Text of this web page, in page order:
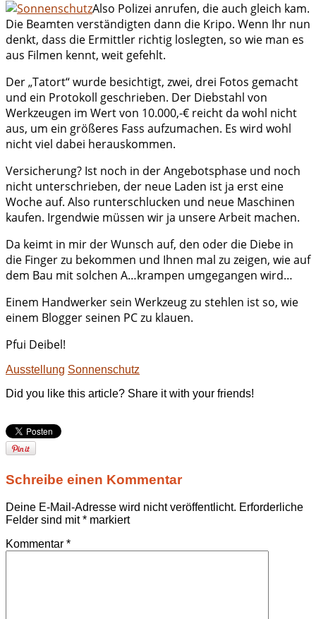
Also Polizei anrufen, die auch gleich kam.
Die Beamten verständigten dann die Kripo. Wenn Ihr nun
denkt, dass die Ermittler richtig loslegten, so wie man es
aus Filmen kennt, weit gefehlt.
Der „Tatort“ wurde besichtigt, zwei, drei Fotos gemacht
und ein Protokoll geschrieben. Der Diebstahl von
Werkzeugen im Wert von 10.000,-€ reicht da wohl nicht
aus, um ein größeres Fass aufzumachen. Es wird wohl
nicht viel dabei herauskommen.
Versicherung? Ist noch in der Angebotsphase und noch
nicht unterschrieben, der neue Laden ist ja erst eine
Woche auf. Also runterschlucken und neue Maschinen
kaufen. Irgendwie müssen wir ja unsere Arbeit machen.
Da keimt in mir der Wunsch auf, den oder die Diebe in
die Finger zu bekommen und Ihnen mal zu zeigen, wie auf
dem Bau mit solchen A…krampen umgegangen wird…
Einem Handwerker sein Werkzeug zu stehlen ist so, wie
einem Blogger seinen PC zu klauen.
Pfui Deibel!
Ausstellung Sonnenschutz
Did you like this article? Share it with your friends!
Schreibe einen Kommentar
Deine E-Mail-Adresse wird nicht veröffentlicht. Erforderliche
Felder sind mit* markiert
Kommentar *